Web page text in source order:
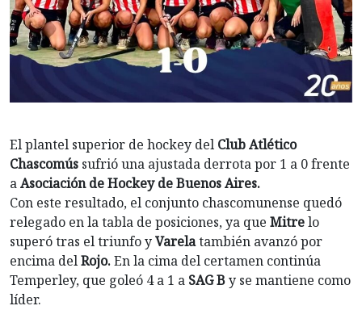
El plantel superior de hockey del Club Atlético
Chascomús sufrió una ajustada derrota por 1 a 0 frente
aAsociación de Hockey de Buenos Aires.
Con este resultado, el conjunto chascomunense quedó
relegado en la tabla de posiciones, ya que Mitrelo
superó tras el triunfo yVarelatambién avanzó por
encima delRojo.En la cima del certamen continúa
Temperley, que goleó 4 a 1 a SAG By se mantiene como
líder.